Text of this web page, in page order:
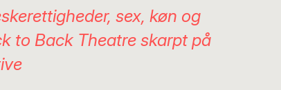
sex, køn og
to Back Theatre skarpt på